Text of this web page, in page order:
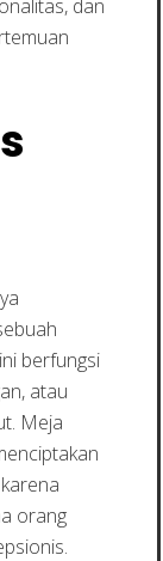
dan
berfungsi
atau
Meja
orang